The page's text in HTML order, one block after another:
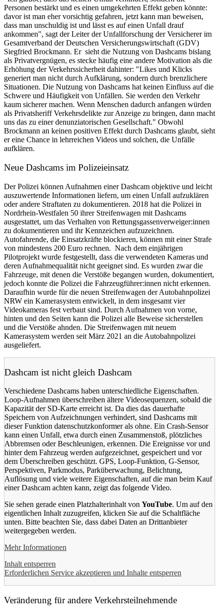
Personen bestärkt und es einen umgekehrten Effekt geben könnte:
davor ist man eher vorsichtig gefahren, jetzt kann man beweisen,
dass man unschuldig ist und lässt es auf einen Unfall drauf
ankommen", sagt der Leiter der Unfallforschung der Versicherer im
Gesamtverband der Deutschen Versicherungswirtschaft (GDV)
Siegfried Brockmann. Er sieht die Nutzung von Dashcams bislang
als Privatvergnügen, es stecke häufig eine andere Motivation als die
Erhöhung der Verkehrssicherheit dahinter: "Likes und Klicks
generiert man nicht durch Aufklärung, sondern durch brenzlichere
Situationen. Die Nutzung von Dashcams hat keinen Einfluss auf die
Schwere und Häufigkeit von Unfällen. Sie werden den Verkehr
kaum sicherer machen. Wenn Menschen dadurch anfangen würden
als Privatsheriff Verkehrsdelikte zur Anzeige zu bringen, dann macht
uns das zu einer denunziatorischen Gesellschaft." Obwohl
Brockmann an keinen positiven Effekt durch Dashcams glaubt, sieht
er eine Chance in lehrreichen Videos und solchen, die Unfälle
aufklären.
Neue Dashcams im Polizeieinsatz
Der Polizei können Aufnahmen einer Dashcam objektive und leicht
auszuwertende Informationen liefern, um einen Unfall aufzuklären
oder andere Straftaten zu dokumentieren. 2018 hat die Polizei in
Nordrhein-Westfalen 50 ihrer Streifenwagen mit Dashcams
ausgestattet, um das Verhalten von Rettungsgassenverweiger:innen
zu dokumentieren und ihr Kennzeichen aufzuzeichnen.
Autofahrende, die Einsatzkräfte blockieren, können mit einer Strafe
von mindestens 200 Euro rechnen. Nach dem einjährigen
Pilotprojekt wurde festgestellt, dass die verwendeten Kameras und
deren Aufnahmequalität nicht geeignet sind. Es wurden zwar die
Fahrzeuge, mit denen die Verstöße begangen wurden, dokumentiert,
jedoch konnte die Polizei die Fahrzeugführer:innen nicht erkennen.
Daraufhin wurde für die neuen Streifenwagen der Autobahnpolizei
NRW ein Kamerasystem entwickelt, in dem insgesamt vier
Videokameras fest verbaut sind. Durch Aufnahmen von vorne,
hinten und den Seiten kann die Polizei alle Beweise sicherstellen
und die Verstöße ahnden. Die Streifenwagen mit neuem
Kamerasystem werden seit März 2021 an die Autobahnpolizei
ausgeliefert.
Dashcam ist nicht gleich Dashcam
Verschiedene Dashcams haben unterschiedliche Eigenschaften.
Loop-Aufnahmen überschreiben ältere Videosequenzen, sobald die
Kapazität der SD-Karte erreicht ist. Da dies das dauerhafte
Speichern von Aufzeichnungen verhindert, sind Dashcams mit
dieser Funktion datenschutzkonformer als ohne. Ein Crash-Sensor
kann einen Unfall, etwa durch einen Zusammenstoß, plötzliches
Abbremsen oder Beschleunigen, erkennen. Die Ereignisse vor und
hinter dem Fahrzeug werden aufgezeichnet, gespeichert und vor
dem Überschreiben geschützt. GPS, Loop-Funktion, G-Sensor,
Perspektiven, Parkmodus, Parküberwachung, Belichtung,
Auflösung und viele weitere Eigenschaften, auf die man beim Kauf
einer Dashcam achten kann, zeigt das folgende Video.
Sie sehen gerade einen Platzhalterinhalt von YouTube. Um auf den
eigentlichen Inhalt zuzugreifen, klicken Sie auf die Schaltfläche
unten. Bitte beachten Sie, dass dabei Daten an Drittanbieter
weitergegeben werden.
Mehr Informationen
Inhalt entsperren
Erforderlichen Service akzeptieren und Inhalte entsperren
Veränderung für andere Verkehrsteilnehmende